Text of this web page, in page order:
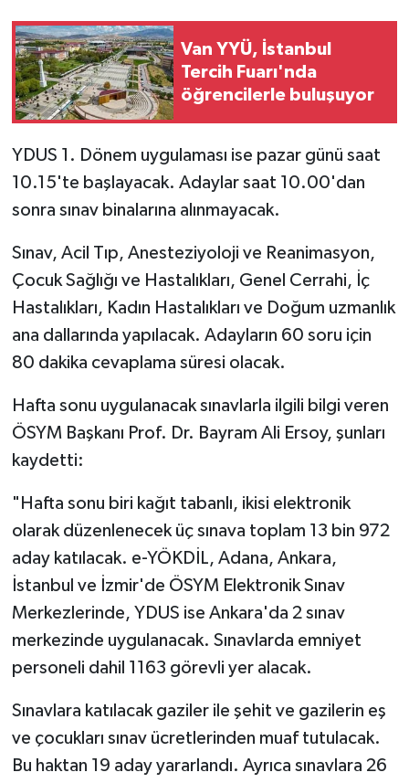
Van YYÜ, İstanbul
Tercih Fuarı'nda
öğrencilerle buluşuyor
YDUS 1. Dönem uygulaması ise pazar günü saat
10.15'te başlayacak. Adaylar saat 10.00'dan
sonra sınav binalarına alınmayacak.
Sınav, Acil Tıp, Anesteziyoloji ve Reanimasyon,
Çocuk Sağlığı ve Hastalıkları, Genel Cerrahi, İç
Hastalıkları, Kadın Hastalıkları ve Doğum uzmanlık
ana dallarında yapılacak. Adayların 60 soru için
80 dakika cevaplama süresi olacak.
Hafta sonu uygulanacak sınavlarla ilgili bilgi veren
ÖSYM Başkanı Prof. Dr. Bayram Ali Ersoy, şunları
kaydetti:
"Hafta sonu biri kağıt tabanlı, ikisi elektronik
olarak düzenlenecek üç sınava toplam 13 bin 972
aday katılacak. e-YÖKDİL, Adana, Ankara,
İstanbul ve İzmir'de ÖSYM Elektronik Sınav
Merkezlerinde, YDUS ise Ankara'da 2 sınav
merkezinde uygulanacak. Sınavlarda emniyet
personeli dahil 1163 görevli yer alacak.
Sınavlara katılacak gaziler ile şehit ve gazilerin eş
ve çocukları sınav ücretlerinden muaf tutulacak.
Bu haktan 19 aday yararlandı. Ayrıca sınavlara 26